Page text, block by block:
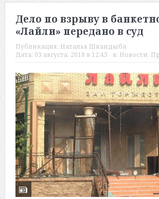
Дело по взрыву в
«Лайли» передано в суд
Публикация: Наталья Шкандыба
Дата: 03 августа, 2018 в 12:43 в: Новости,